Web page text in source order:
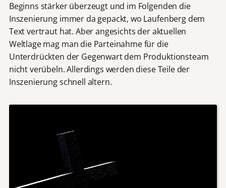
Beginns stärker überzeugt und im Folgenden die
Inszenierung immer da gepackt, wo Laufenberg dem
Text vertraut hat. Aber angesichts der aktuellen
Weltlage mag man die Parteinahme für die
Unterdrückten der Gegenwart dem Produktionsteam
nicht verübeln. Allerdings werden diese Teile der
Inszenierung schnell altern.